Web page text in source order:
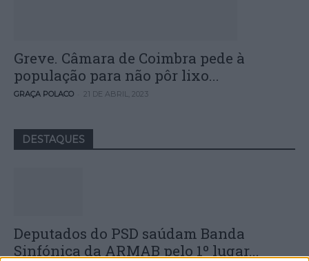
Greve. Câmara de Coimbra pede à
população para não pôr lixo...
GRAÇA POLACO 21 DE ABRIL, 2023
DESTAQUES
Deputados do PSD saúdam Banda
Sinfónica da ARMAB pelo 1º lugar...